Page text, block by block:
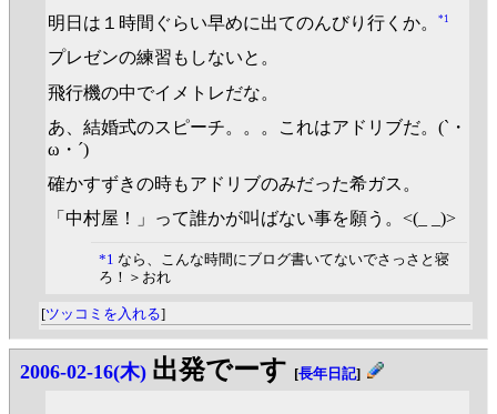
明日は１時間ぐらい早めに出てのんびり行くか。
*1
プレゼンの練習もしないと。
飛行機の中でイメトレだな。
あ、結婚式のスピーチ。。。これはアドリブだ。(`・
ω・´)
確かすずきの時もアドリブのみだった希ガス。
「中村屋！」って誰かが叫ばない事を願う。<(_ _)>
*1 なら、こんな時間にブログ書いてないでさっさと寝
ろ！＞おれ
[ツッコミを入れる]
2006-02-16(木) 出発でーす [長年日記]